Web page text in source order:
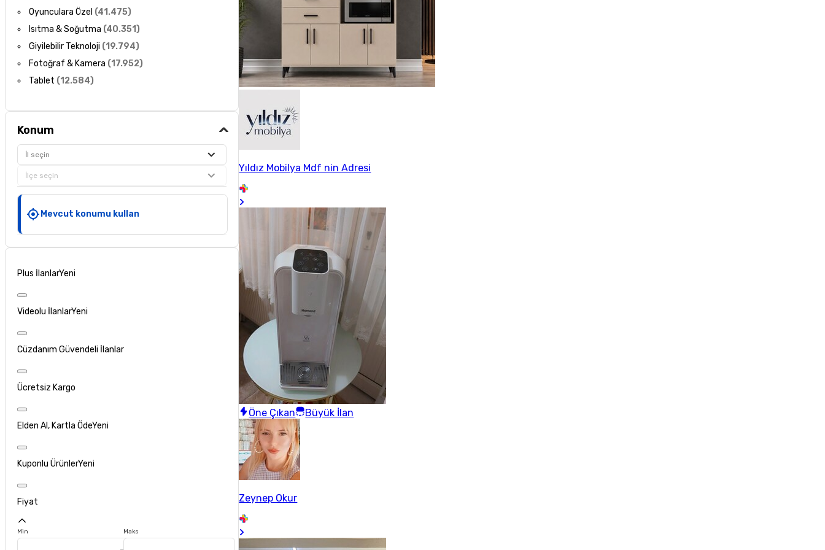
Oyunculara Özel (41.475)
Isıtma & Soğutma (40.351)
Giyilebilir Teknoloji (19.794)
Fotoğraf & Kamera (17.952)
Tablet (12.584)
Konum
İl seçin
İlçe seçin
Mevcut konumu kullan
Plus İlanlarYeni
Videolu İlanlarYeni
Cüzdanım Güvendeli İlanlar
Ücretsiz Kargo
Elden Al, Kartla ÖdeYeni
Kuponlu ÜrünlerYeni
Fiyat
Min Maks
Yıldız Mobilya Mdf nin Adresi
Öne Çıkan Büyük İlan
Zeynep Okur